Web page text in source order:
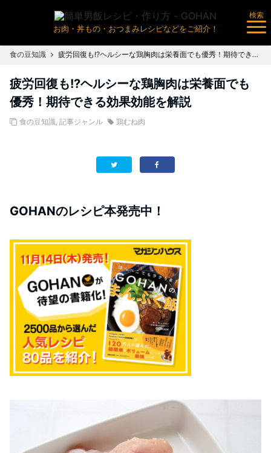
お肉・丼もの・おつまみレシピなどをご紹介！
検索
食の豆知識 疲労回復も!?ヘルシーな鶏胸肉は栄養面でも優秀！期待できる効果効能を解説
疲労回復も!?ヘルシーな鶏胸肉は栄養面でも
優秀！期待できる効果効能を解説
食の豆知識, 記事ジャンル 鶏むね肉
GOHANのレシピ本発売中！